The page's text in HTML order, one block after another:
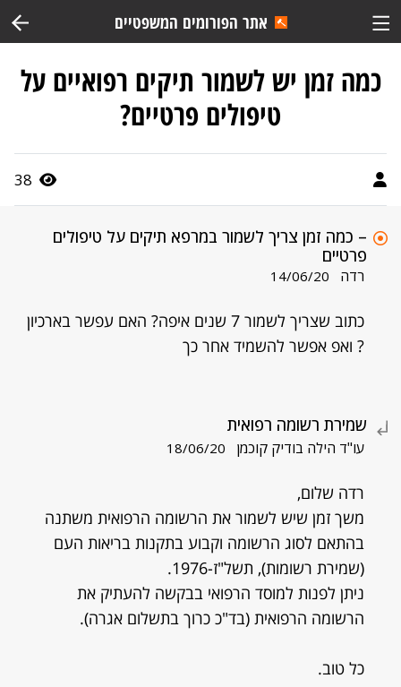
אתר הפורומים המשפטיים
כמה זמן יש לשמור תיקים רפואיים על
טיפולים פרטיים?
38
– כמה זמן צריך לשמור במרפא תיקים על טיפולים
פרטיים
רדה 14/06/20
כתוב שצריך לשמור 7 שנים איפה? האם עפשר בארכיון
? ואפ אפשר להשמיד אחר כך
שמירת רשומה רפואית
עו"ד הילה בודיק קוכמן 18/06/20
רדה שלום,
משך זמן שיש לשמור את הרשומה הרפואית משתנה
בהתאם לסוג הרשומה וקבוע בתקנות בריאות העם
(שמירת רשומות), תשל"ז-1976.
ניתן לפנות למוסד הרפואי בבקשה להעתיק את
הרשומה הרפואית (בד"כ כרוך בתשלום אגרה).
כל טוב.